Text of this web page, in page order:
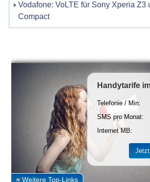
Vodafone: VoLTE für Sony Xperia Z3
Compact
Handytarife
Telefonie / Min:
SMS pro Monat:
Internet MB: